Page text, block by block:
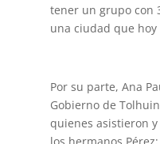
tener un grupo con
una ciudad que hoy
Por su parte, Ana
Gobierno de
quienes asistieron
los hermanos